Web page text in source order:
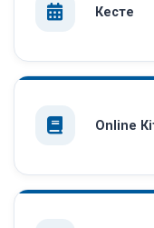
Кесте
Online